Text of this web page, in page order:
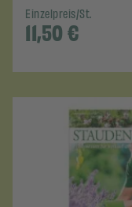
Einzelpreis/St.
11,50€